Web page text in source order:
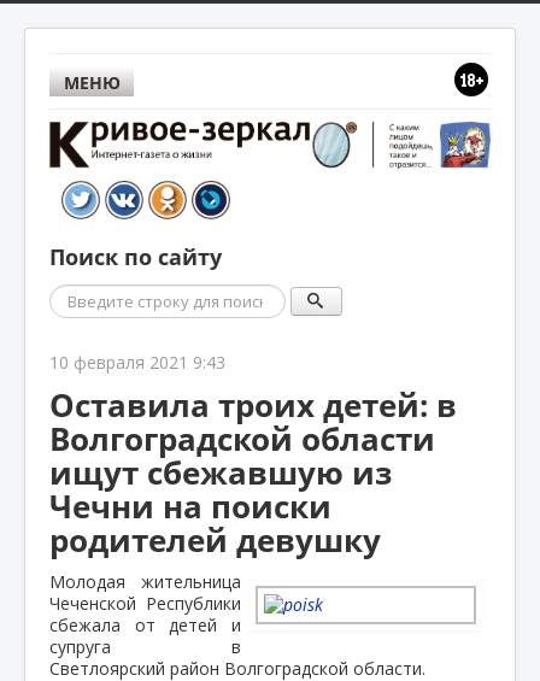
МЕНЮ
Поиск по сайту
Поиск
10 февраля 2021 9:43
Оставила троих детей: в
Волгоградской области
ищут сбежавшую из
Чечни на поиски
родителей девушку
Молодая жительница
Чеченской Республики
сбежала от детей и
супруга в
Светлоярский район Волгоградской области.